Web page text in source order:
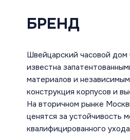
БРЕНД
Швейцарский часовой дом
известна
материалов и
конструкция корпусов и
На вторичном рынке
ценятся за устойчивость
квалифицированного